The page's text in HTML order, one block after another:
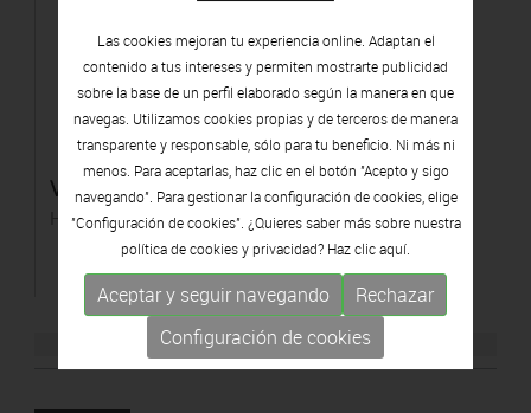
Venus
Hierro
Las cookies mejoran tu experiencia online. Adaptan el
contenido a tus intereses y permiten mostrarte publicidad
sobre la base de un perfil elaborado según la manera en que
navegas. Utilizamos cookies propias y de terceros de manera
transparente y responsable, sólo para tu beneficio. Ni más ni
menos. Para aceptarlas, haz clic en el botón "Acepto y sigo
navegando". Para gestionar la configuración de cookies, elige
"Configuración de cookies". ¿Quieres saber más sobre nuestra
política de cookies y privacidad? Haz clicaquí.
Aceptar y seguir navegando
Rechazar
Configuración de cookies